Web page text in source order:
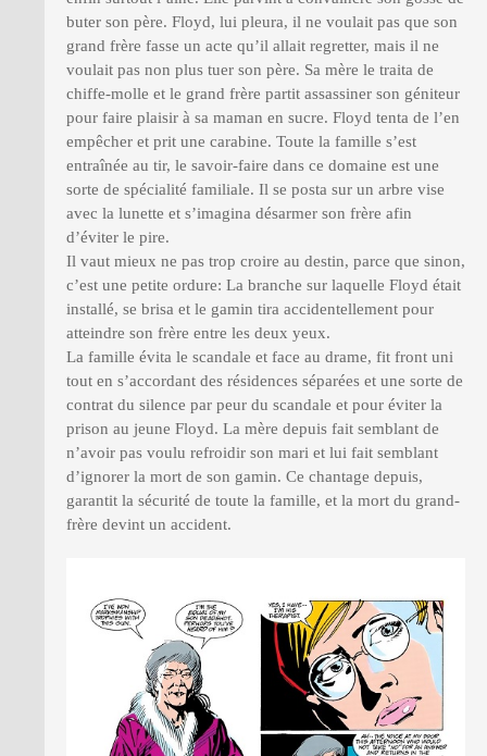
buter son père. Floyd, lui pleura, il ne voulait pas que son
grand frère fasse un acte qu’il allait regretter, mais il ne
voulait pas non plus tuer son père. Sa mère le traita de
chiffe-molle et le grand frère partit assassiner son géniteur
pour faire plaisir à sa maman en sucre. Floyd tenta de l’en
empêcher et prit une carabine. Toute la famille s’est
entraînée au tir, le savoir-faire dans ce domaine est une
sorte de spécialité familiale. Il se posta sur un arbre vise
avec la lunette et s’imagina désarmer son frère afin
d’éviter le pire.
Il vaut mieux ne pas trop croire au destin, parce que sinon,
c’est une petite ordure: La branche sur laquelle Floyd était
installé, se brisa et le gamin tira accidentellement pour
atteindre son frère entre les deux yeux.
La famille évita le scandale et face au drame, fit front uni
tout en s’accordant des résidences séparées et une sorte de
contrat du silence par peur du scandale et pour éviter la
prison au jeune Floyd. La mère depuis fait semblant de
n’avoir pas voulu refroidir son mari et lui fait semblant
d’ignorer la mort de son gamin. Ce chantage depuis,
garantit la sécurité de toute la famille, et la mort du grand-
frère devint un accident.